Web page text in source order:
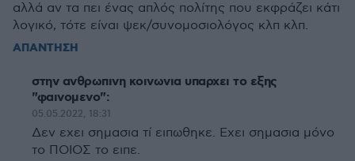
αλλά αν τα πει ένας απλός πολίτης που εκφράζει κάτι
λογικό, τότε είναι ψεκ/συνομοσιολόγος κλπ κλπ.
ΑΠΑΝΤΗΣΗ
στην ανθρωπινη κοινωνια υπαρχει το εξης
"φαινομενο":
05.05.2022, 18:31
Δεν εχει σημασια τί ειπωθηκε. Εχει σημασια μόνο
το ΠΟΙΟΣ το ειπε.